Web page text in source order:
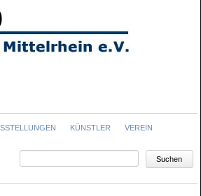
KÜNSTLER
VEREIN
Suchen